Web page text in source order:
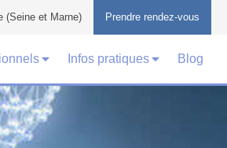
Prendre rendez-vous
(Seine et Marne)
Infos pratiques Blog